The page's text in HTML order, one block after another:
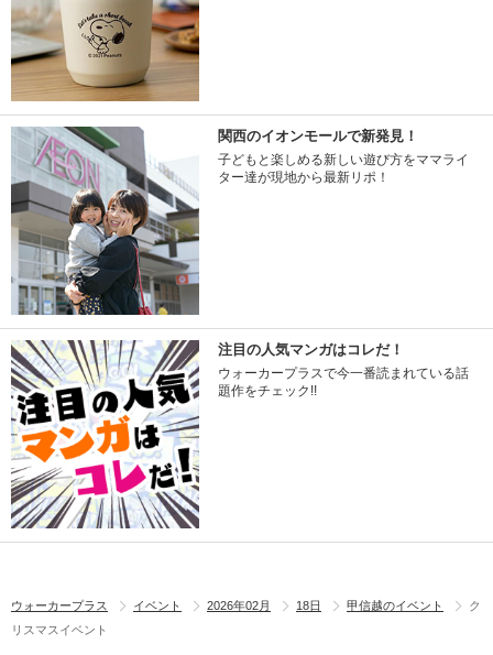
関西のイオンモールで新発見！
子どもと楽しめる新しい遊び方をママライ
ター達が現地から最新リポ！
注目の人気マンガはコレだ！
ウォーカープラスで今一番読まれている話
題作をチェック!!
ウォーカープラス イベント 2026年02月 18日 甲信越のイベント
ク
リスマスイベント